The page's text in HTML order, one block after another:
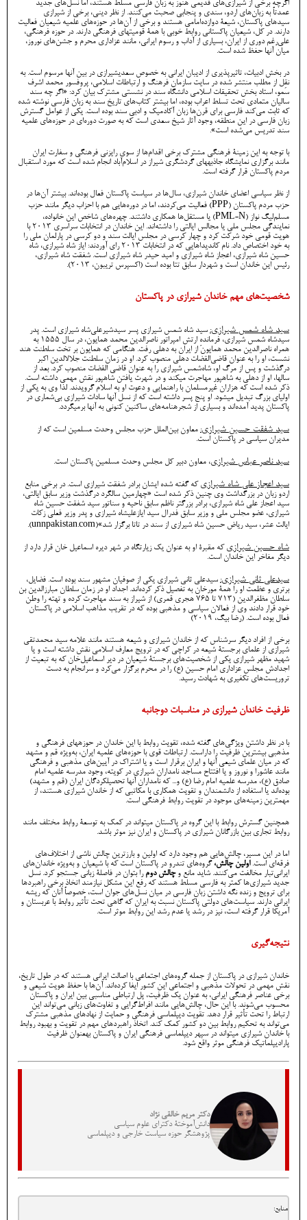
اگرچه برخی از شیرازی‌های قدیمی هنوز به زبان فارسی مسلط هستند، اما نسل‌های جدید
عمدتاً به زبان‌های اردو، سندی و پنجابی صحبت می‌کنند. از نظر دینی، برخی از شیرازی‌
سیدهای پاکستان، شیعۀ دوازده‌امامی هستند و برخی از آن‌ها در حوزه‌های علمیه شیعیان فعالیت
دارند. در کل، شیعیان پاکستانی روابط خوبی با همۀ قومیتهای فرهنگی دارند. در حوزه فرهنگی،
علی‌رغم دوری از ایران، بسیاری از آداب و رسوم ایرانی، مانند عزاداری محرم و جشن‌های نوروز،
میان آنها حفظ شده است.
در بخش ادبیات، تاثیرپذیری از ادیبان ایرانی به خصوص سعدیشیرازی در بین آنها مرسوم است. به
نقل از مطلب منتشر شده در سایت سازمان فرهنگ و ارتباطات اسلامی، پروفسور محمد اشرف
سَمو، استاد بخش تحقیقات اسلامی دانشگاه سند در نشستی مشترک بیان کرد: «اگر چه سند
سالیان متمادی تحت تسلط اعراب بوده، اما بیشتر کتاب‌های تاریخ سند به زبان فارسی نوشته شده
که ثابت می‌کند فارسی برای قرن‌ها زبان آکادمیک و ادبی سند بوده است. یکی از عوامل گسترش
زبان فارسی در این منطقه، وجود آثار شیخ سعدی است که به صورت دوره‌ای در حوزه‌های علمیه
سند تدریس می‌شده است».
با توجه به این زمینۀ فرهنگی مشترک برخی اقدام‌ها از سوی رایزنی فرهنگی و سفارت ایران
مانند برگزاری نمایشگاه جاذبههای گردشگری شیراز در اسلام‌آباد انجام شده است که مورد استقبال
مردم پاکستان قرار گرفته است.
از نظر سیاسی اعضای خاندان شیرازی، سال‌ها در سیاست پاکستان فعال بوده‌اند. بیشتر آن‌ها در
حزب مردم پاکستان (PPP) فعالیت می‌کردند، اما در دوره‌هایی هم با احزاب دیگر مانند حزب
مسلم‌لیگ نواز (PML-N) یا مستقل‌ها همکاری داشتند. چهره‌های شاخص این خانواده،
نمایندگی مجلس ملی یا مجالس ایالتی را داشته‌اند. این خاندان در انتخابات سراسری ۲۰۱۳ با
هویت قومی خود شرکت کرد و چهار کرسی در مجلس ایالت سند و دو کرسی در پارلمان ملی را
به خود اختصاص داد. نام کاندیداهایی که در انتخابات ۲۰۱۳ رای آ‌وردند: ایاز شاه شیرازی‌، شاه
حسین شاه شیرازی‌، اعجاز شاه شیرازی و امید حیدر شاه شیرازی است. شفقت شاه شیرازی‌،
رئیس این خاندان است و شهردار سابق تتا بوده است (اکسپرس تریبون، ۲۰۱۳).
شخصیت‌های مهم خاندان شیرازی در پاکستان
سید شاه شمس شیرازی: سید شاه شمس شیرازی پسر سیدشیرعلی‌شاه شیرازی است. پدر
سیدشاه شمس شیرازی، فرماندهِ ارتش امپراتور ناصرالدین محمد همایون، در سال ۱۵۵۵ به
همراه ناصرالدین محمد همایون از ایران به دهلی رفت. هنگامی که همایون بر تخت سلطنت هند
نشست، او را به عنوان قاضی‌القضات دهلی منصوب کرد. او در زمان سلطنت جلالالدین اکبر
درگذشت و پس از مرگ او، شاه‌شمس شیرازی را به عنوان قاضی القضات منصوب کرد. بعد از
سالها، او از دهلی به شاهپور مهاجرت میکند و در شهرت یافتن شاهپور نقش مهمی داشته است.
ذکر شده است که هزاران غیرمسلمان با راهنمایی و دعوت او به اسلام گرویدند. لذا وی به یکی از
اولیای بزرگ تبدیل میشود. او پنج پسر داشته است که از نسل آنها سادات شیرازی بی‌شماری در
پاکستان پدید آمده‌اند و بسیاری از شجرهنامه‌های ساکنین کنونی به آنها برمیگردد.
سید شفقت حسین شیرازی: معاون بین‌الملل حزب مجلس وحدت مسلمین است که از
مدیران سیاسی در پاکستان است.
سید ناصر عباس شیرازی‌، معاون دبیر کل مجلس وحدت مسلمین پاکستان است.
سید اعجاز علی شاه شیرازی که گفته شده ایشان برادر شفقت شیرازی است. در برخی منابع
اردو زبان در بزرگداشت وی چنین ذکر شده است «چهارمین سالگرد درگذشت وزیر سابق ایالتی،
سید اعجاز علی شاه شیرازی، برادر بزرگتر ناظم سابق ناحیه و سناتور سید شفقت حسین شاه
شیرازی، عضو مجلس ملی و وزیر سابق فدرال سید ایازعلیشاه شیرازی و پدر وزیر فعلی زکات
ایالت عشر، سید ریاض حسین شاه شیرازی از سند در تاتا برگزار شد»(unnpakistan.com).
شاه حسین شیرازی که مقبرۀ او به عنوان یک زیارتگاه در شهر دیره اسماعیل خان قرار دارد از
دیگر مفاخر این خاندان است.
سیدعلی ثانی شیرازی: سیدعلی ثانی شیرازی یکی از صوفیان مشهور سند بوده است. فضایل،
برتری و عظمت او را همۀ مورخان به تفصیل ذکر کرده‌اند. اجداد او در زمان سلطان مبارزالدین بن
سلطان مظفرالدین (۷۱۳ تا ۷۶۵ هجری قمری) از شیراز به سند مهاجرت کرده و تهته را وطن
خود قرار دادند وی از فعالان سیاسی و مذهبی بوده که در تقریب مذاهب اسلامی در پاکستان
فعال بوده است. (رضا بیگ، 2019)
برخی از افراد دیگر سرشناس که از خاندان شیرازی و شیعه هستند مانند علامه سید محمدتقی
شیرازی از علمای برجستۀ شیعه در کراچی که در ترویج معارف اسلامی نقش داشته است و یا
شهید مظهر شیرازی یکی از شخصیت‌های برجستۀ شیعیان در دیر اسماعیل‌خان که به تبعیت از
اجدادش مجلس عزاداری امام حسین (ع) را در محرم برگزار می‌کرد و سرانجام به دست
تروریست‌های تکفیری به شهادت رسید.
ظرفیت‌ خاندان شیرازی در مناسبات دوجانبه
با در نظر داشتن ویژگی‌های گفته شده، تقویت روابط با این خاندان در حوزههای فرهنگی و
مذهبی بیشترین ظرفیت را داراست. ارتباطات قوی با حوزه‌های علمیه ایران، به‌ویژه قم و مشهد
که در میان علمای شیعی آنها و ایران برقرار است و یا اشتراک در آیین‌های مذهبی و فرهنگی
مانند عاشورا و نوروز و یا افتتاح مساجد نامداران شیرازی در کویته، وجود مدرسه علمیه امام
صادق (ع)، مدرسه علمیه امام رضا (ع) و... که نامداران آنها تحصیلکردگان ایران (قم و مشهد)
بوده‌اند یا استفاده از دانشمندان و تقویت همکاری با مکاتبی که از خاندان شیرازی هستند، از
مهمترین زمینه‌های موجود در تقویت روابط فرهنگی است.
همچنین گسترش روابط با این گروه در پاکستان میتواند در کمک به توسعۀ روابط مختلف مانند
روابط تجاری بین بازرگانان شیرازی در پاکستان و ایران نیز موثر باشد.
اما در این مسیر، چالش‌هایی هم وجود دارد که اولین و بارزترین چالش ناشی از اختلاف‌های
فرقه‌ای است. اولین چالش، گروه‌های تندرو در پاکستان است که با شیعیان و به‌ویژه خاندان‌های
ایرانی‌تبار مخالفت می‌کنند. شاید مانع وچالش دوم را بتوان در فاصلۀ زبانی جستجو کرد. نسل
جدید شیرازی‌ها کمتر به فارسی مسلط هستند که رفع این مشکل نیازمند اتخاذ برخی راهبردها
برای ترویج و زنده نگه داشتن زبان فارسی در میان نسل‌های جوان است، خصوصاً آنان که ریشه
ایرانی دارند. سیاست‌های دولتی پاکستان نسبت به ایران که گاهی تحت تأثیر روابط با عربستان و
آمریکا قرار گرفته است، نیز در رشد یا عدم رشد این روابط موثر است.
نتیجه‌گیری
خاندان شیرازی در پاکستان از جمله گروه‌های اجتماعی با اصالت ایرانی هستند که در طول تاریخ،
نقش مهمی در تحولات مذهبی و اجتماعی این کشور ایفا کرده‌اند. آن‌ها با حفظ هویت شیعی و
برخی عناصر فرهنگی ایرانی، به عنوان یک ظرفیت، پل ارتباطی مناسبی بین ایران و پاکستان
محسوب می‌شوند. با این حال، چالش‌هایی مانند افراط‌گرایی و تفاوت‌های زبانی می‌تواند این
ارتباط را تحت تأثیر قرار دهد. تقویت دیپلماسی فرهنگی و حمایت از نهادهای مذهبی مشترک
می‌تواند به تحکیم روابط بین دو کشور کمک کند. اتخاذ راهبردهای مهم در تقویت و بهبود روابط
با خاندان شیرازی میتواند در سپهر دیپلماسی فرهنگی ایران و پاکستان بهعنوان ظرفیت
پارادیپلماتیک فرهنگی موثر واقع شود.
دکتر مریم خالقی نژاد
دانش‌آموختۀ دکترای علوم سیاسی
پژوهشگر حوزه سیاست خارجی و دیپلماسی
منابع: